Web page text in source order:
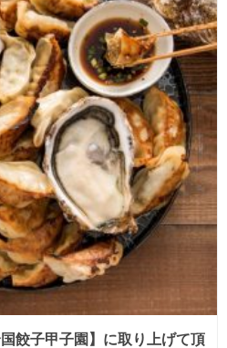
餃子甲子園】に取り上げて頂